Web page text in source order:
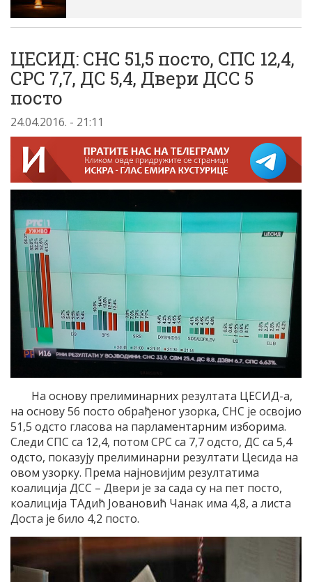
ЦЕСИД: СНС 51,5 посто, СПС 12,4,
СРС 7,7, ДС 5,4, Двери ДСС 5
посто
24.04.2016. - 21:11
На основу прелиминарних резултата ЦЕСИД-а,
на основу 56 посто обрађеног узорка, СНС је освојио
51,5 одсто гласова на парламентарним изборима.
Следи СПС са 12,4, потом СРС са 7,7 одсто, ДС са 5,4
одсто, показују прелиминарни резултати Цесида на
овом узорку. Према најновијим резултатима
коалиција ДСС – Двери је за сада су на пет посто,
коалиција ТАдић Јовановић Чанак има 4,8, а листа
Доста је било 4,2 посто.